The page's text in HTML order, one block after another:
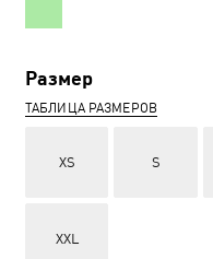
Размер
ТАБЛИЦА РАЗМЕРОВ
XS S
XXL